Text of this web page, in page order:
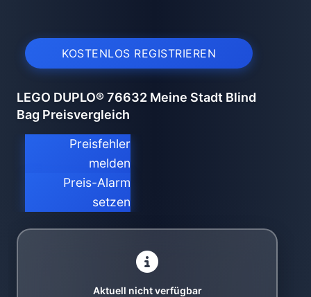
KOSTENLOS REGISTRIEREN
LEGO DUPLO® 76632 Meine Stadt Blind
Bag Preisvergleich
Preisfehler
melden
Preis-Alarm
setzen
Aktuell nicht verfügbar